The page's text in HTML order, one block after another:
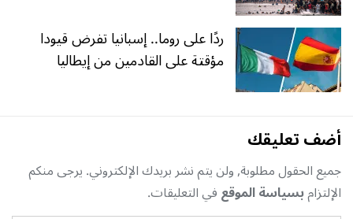
ردًا على روما.. إسبانيا تفرض قيودا
مؤقتة على القادمين من إيطاليا
أضف تعليقك
جميع الحقول مطلوبة, ولن يتم نشر بريدك الإلكتروني. يرجى منكم
الإلتزامبسياسة الموقعفي التعليقات.